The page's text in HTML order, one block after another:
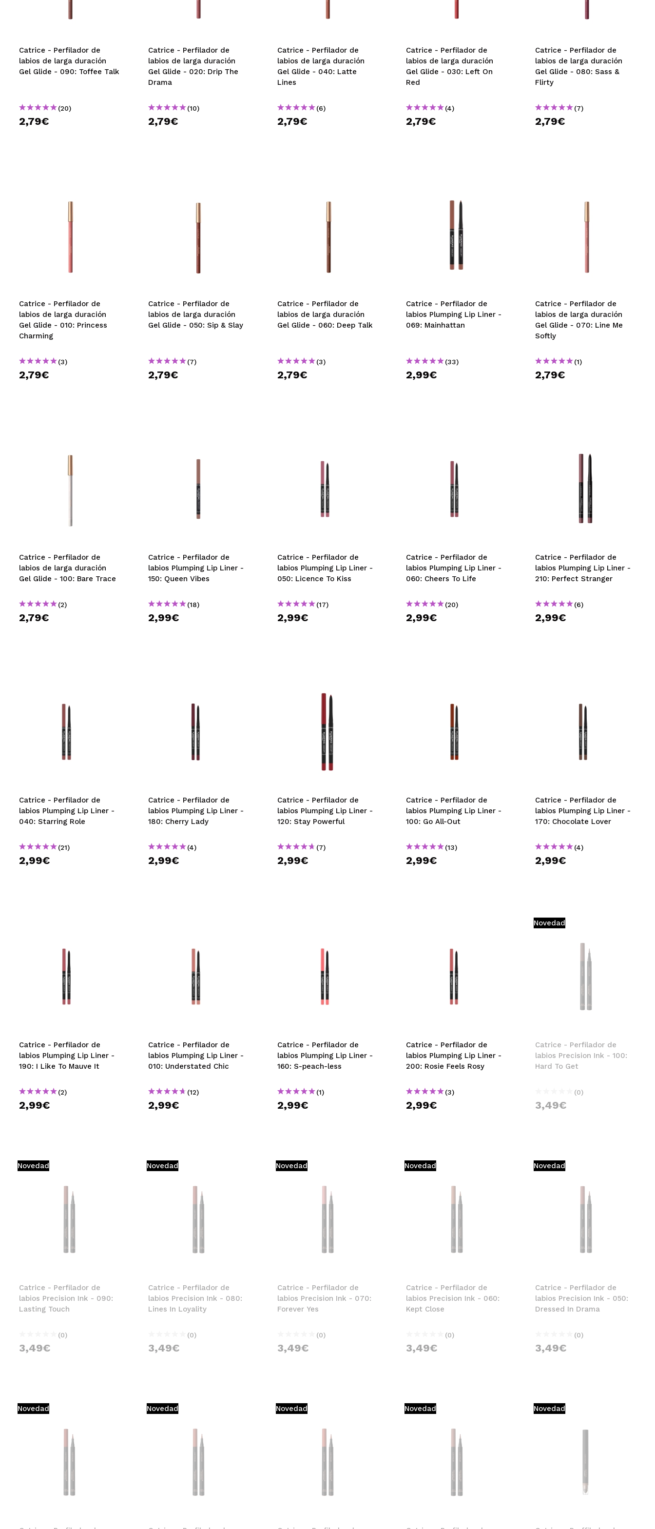
TRAVEL SIZE
NATURE
OFERTAS
OUTLET
Catrice - Perfilador de
labios de larga duración
Gel Glide - 090: Toffee Talk
(20)
2,79€
Catrice - Perfilador de
labios de larga duración
Gel Glide - 020: Drip The
Drama
(10)
2,79€
Catrice - Perfilador de
labios de larga duración
Gel Glide - 040: Latte
Lines
(6)
2,79€
Catrice - Perfilador de
labios de larga duración
Gel Glide - 030: Left On
Red
(4)
2,79€
Catrice - Perfilador de
labios de larga duración
Gel Glide - 080: Sass &
Flirty
(7)
2,79€
Catrice - Perfilador de
labios de larga duración
Gel Glide - 010: Princess
Charming
(3)
2,79€
Catrice - Perfilador de
labios de larga duración
Gel Glide - 050: Sip & Slay
(7)
2,79€
Catrice - Perfilador de
labios de larga duración
Gel Glide - 060: Deep Talk
(3)
2,79€
Catrice - Perfilador de
labios Plumping Lip Liner -
069: Mainhattan
(33)
2,99€
Catrice - Perfilador de
labios de larga duración
Gel Glide - 070: Line Me
Softly
(1)
2,79€
Catrice - Perfilador de
labios de larga duración
Gel Glide - 100: Bare Trace
(2)
2,79€
Catrice - Perfilador de
labios Plumping Lip Liner -
150: Queen Vibes
(18)
2,99€
Catrice - Perfilador de
labios Plumping Lip Liner -
050: Licence To Kiss
(17)
2,99€
Catrice - Perfilador de
labios Plumping Lip Liner -
060: Cheers To Life
(20)
2,99€
Catrice - Perfilador de
labios Plumping Lip Liner -
210: Perfect Stranger
(6)
2,99€
Catrice - Perfilador de
labios Plumping Lip Liner -
040: Starring Role
(21)
2,99€
Catrice - Perfilador de
labios Plumping Lip Liner -
180: Cherry Lady
(4)
2,99€
Catrice - Perfilador de
labios Plumping Lip Liner -
120: Stay Powerful
(7)
2,99€
Catrice - Perfilador de
labios Plumping Lip Liner -
100: Go All-Out
(13)
2,99€
Catrice - Perfilador de
labios Plumping Lip Liner -
170: Chocolate Lover
(4)
2,99€
Catrice - Perfilador de
labios Plumping Lip Liner -
190: I Like To Mauve It
(2)
2,99€
Catrice - Perfilador de
labios Plumping Lip Liner -
010: Understated Chic
(12)
2,99€
Catrice - Perfilador de
labios Plumping Lip Liner -
160: S-peach-less
(1)
2,99€
Catrice - Perfilador de
labios Plumping Lip Liner -
200: Rosie Feels Rosy
(3)
2,99€
Novedad
Catrice - Perfilador de
labios Precision Ink - 100:
Hard To Get
(0)
3,49€
Novedad
Catrice - Perfilador de
labios Precision Ink - 090:
Lasting Touch
(0)
3,49€
Novedad
Catrice - Perfilador de
labios Precision Ink - 080:
Lines In Loyality
(0)
3,49€
Novedad
Catrice - Perfilador de
labios Precision Ink - 070:
Forever Yes
(0)
3,49€
Novedad
Catrice - Perfilador de
labios Precision Ink - 060:
Kept Close
(0)
3,49€
Novedad
Catrice - Perfilador de
labios Precision Ink - 050:
Dressed In Drama
(0)
3,49€
Novedad Novedad Novedad Novedad Novedad